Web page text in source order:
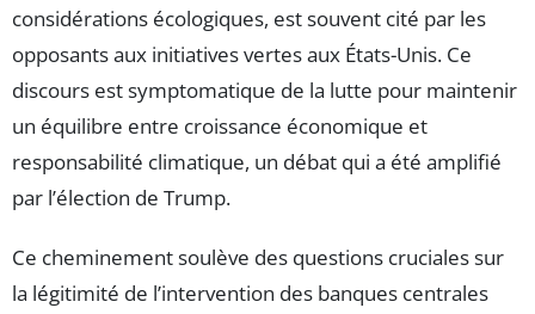
considérations écologiques, est souvent cité par les
opposants aux initiatives vertes aux États-Unis. Ce
discours est symptomatique de la lutte pour maintenir
un équilibre entre croissance économique et
responsabilité climatique, un débat qui a été amplifié
par l’élection de Trump.
Ce cheminement soulève des questions cruciales sur
la légitimité de l’intervention des banques centrales